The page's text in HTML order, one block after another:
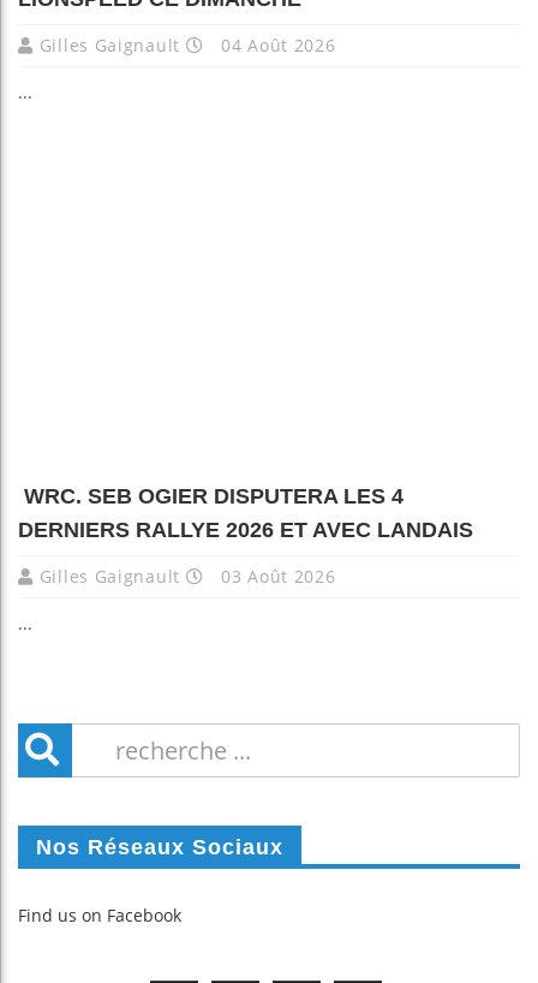
Gilles Gaignault 04 Août 2026
...
WRC. SEB OGIER DISPUTERA LES 4
DERNIERS RALLYE 2026 ET AVEC LANDAIS
Gilles Gaignault 03 Août 2026
...
Nos Réseaux Sociaux
Find us on Facebook